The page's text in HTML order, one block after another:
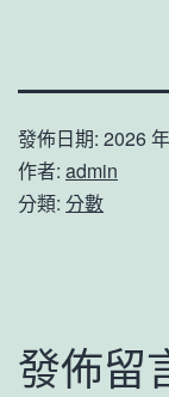
發佈日期: 2026
作者: admin
分類: 分數
發佈留